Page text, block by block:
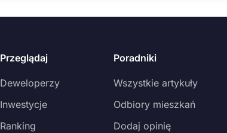
Przeglądaj
Deweloperzy
Inwestycje
Ranking
Poradniki
Wszystkie artykuły
Odbiory mieszkań
Dodaj opinię